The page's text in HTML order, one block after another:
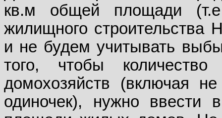
кв.м общей площади
жилищного строительства
и не будем учитывать
того, чтобы
домохозяйств (включая
одиночек), нужно